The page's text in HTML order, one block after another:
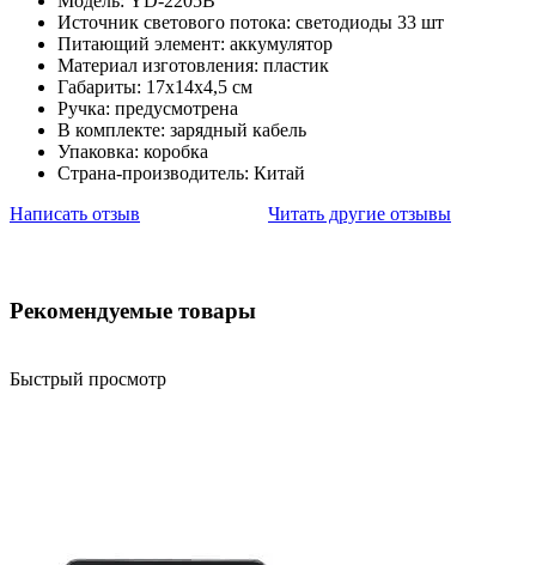
Источник светового потока: светодиоды 33 шт
Питающий элемент: аккумулятор
Материал изготовления: пластик
Габариты: 17х14х4,5 см
Ручка: предусмотрена
В комплекте: зарядный кабель
Упаковка: коробка
Страна-производитель: Китай
Написать отзыв
Читать другие отзывы
Рекомендуемые товары
Быстрый просмотр